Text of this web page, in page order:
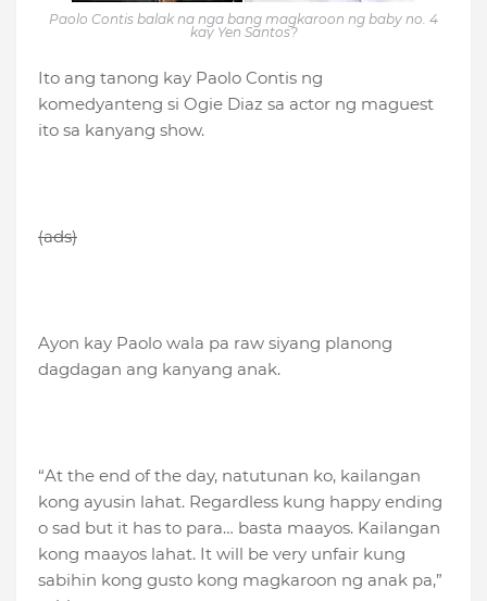
Paolo Contis balak na nga bang magkaroon ng baby no. 4
kay Yen Santos?
Ito ang tanong kay Paolo Contis ng
komedyanteng si Ogie Diaz sa actor ng maguest
ito sa kanyang show.
(ads)
Ayon kay Paolo wala pa raw siyang planong
dagdagan ang kanyang anak.
“At the end of the day, natutunan ko, kailangan
kong ayusin lahat. Regardless kung happy ending
o sad but it has to para… basta maayos. Kailangan
kong maayos lahat. It will be very unfair kung
sabihin kong gusto kong magkaroon ng anak pa,”